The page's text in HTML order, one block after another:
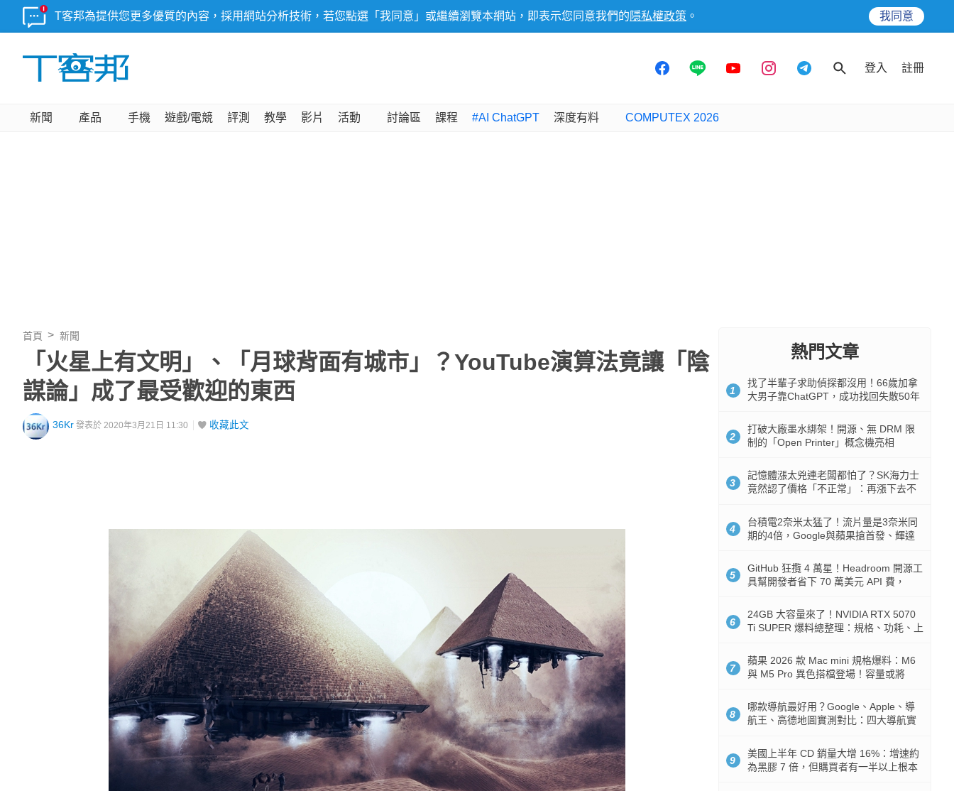
T客邦為提供您更多優質的內容，採用網站分析技術，若您點選「我同意」或繼續瀏覽本網站，即表示您同意我們的 隱私權政策 。 我同意
登入 註冊
新聞 產品 手機 遊戲/電競 評測 教學 影片 活動 討論區 課程 #AI ChatGPT 深度有料 COMPUTEX 2026
首頁 新聞
「火星上有文明」、「月球背面有城市」？YouTube演算法竟讓「陰
謀論」成了最受歡迎的東西
36Kr 發表於 2020年3月21日 11:30 收藏此文
熱門文章
1
找了半輩子求助偵探都沒用！66歲加拿
大男子靠ChatGPT，成功找回失散50年
2
打破大廠墨水綁架！開源、無 DRM 限
制的「Open Printer」概念機亮相
3
記憶體漲太兇連老闆都怕了？SK海力士
竟然認了價格「不正常」：再漲下去不
4
台積電2奈米太猛了！流片量是3奈米同
期的4倍，Google與蘋果搶首發、輝達
5
GitHub 狂攬 4 萬星！Headroom 開源工
具幫開發者省下 70 萬美元 API 費，
6
24GB 大容量來了！NVIDIA RTX 5070
Ti SUPER 爆料總整理：規格、功耗、上
7
蘋果 2026 款 Mac mini 規格爆料：M6
與 M5 Pro 異色搭檔登場！容量或將
8
哪款導航最好用？Google、Apple、導
航王、高德地圖實測對比：四大導航實
9
美國上半年 CD 銷量大增 16%：增速約
為黑膠 7 倍，但購買者有一半以上根本